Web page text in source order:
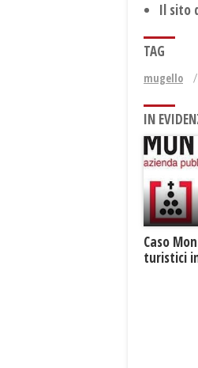
Il sito
TAG
mugello
IN
Caso
turistici